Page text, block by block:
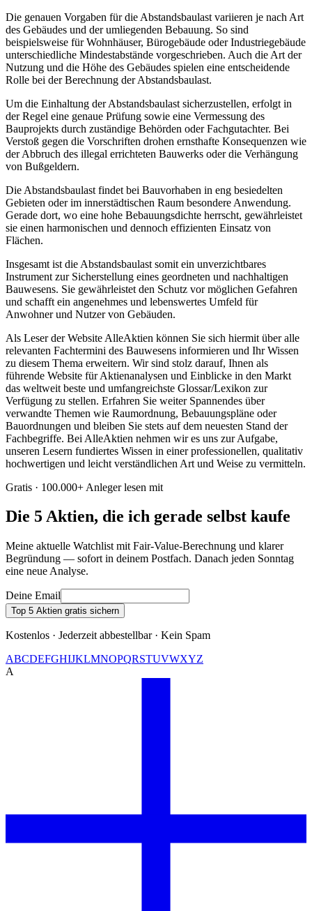
Die genauen Vorgaben für die Abstandsbaulast variieren je nach Art
des Gebäudes und der umliegenden Bebauung. So sind
beispielsweise für Wohnhäuser, Bürogebäude oder Industriegebäude
unterschiedliche Mindestabstände vorgeschrieben. Auch die Art der
Nutzung und die Höhe des Gebäudes spielen eine entscheidende
Rolle bei der Berechnung der Abstandsbaulast.
Um die Einhaltung der Abstandsbaulast sicherzustellen, erfolgt in
der Regel eine genaue Prüfung sowie eine Vermessung des
Bauprojekts durch zuständige Behörden oder Fachgutachter. Bei
Verstoß gegen die Vorschriften drohen ernsthafte Konsequenzen wie
der Abbruch des illegal errichteten Bauwerks oder die Verhängung
von Bußgeldern.
Die Abstandsbaulast findet bei Bauvorhaben in eng besiedelten
Gebieten oder im innerstädtischen Raum besondere Anwendung.
Gerade dort, wo eine hohe Bebauungsdichte herrscht, gewährleistet
sie einen harmonischen und dennoch effizienten Einsatz von
Flächen.
Insgesamt ist die Abstandsbaulast somit ein unverzichtbares
Instrument zur Sicherstellung eines geordneten und nachhaltigen
Bauwesens. Sie gewährleistet den Schutz vor möglichen Gefahren
und schafft ein angenehmes und lebenswertes Umfeld für
Anwohner und Nutzer von Gebäuden.
Als Leser der Website AlleAktien können Sie sich hiermit über alle
relevanten Fachtermini des Bauwesens informieren und Ihr Wissen
zu diesem Thema erweitern. Wir sind stolz darauf, Ihnen als
führende Website für Aktienanalysen und Einblicke in den Markt
das weltweit beste und umfangreichste Glossar/Lexikon zur
Verfügung zu stellen. Erfahren Sie weiter Spannendes über
verwandte Themen wie Raumordnung, Bebauungspläne oder
Bauordnungen und bleiben Sie stets auf dem neuesten Stand der
Fachbegriffe. Bei AlleAktien nehmen wir es uns zur Aufgabe,
unseren Lesern fundiertes Wissen in einer professionellen, qualitativ
hochwertigen und leicht verständlichen Art und Weise zu vermitteln.
Gratis · 100.000+ Anleger lesen mit
Die 5 Aktien, die ich gerade selbst kaufe
Meine aktuelle Watchlist mit Fair-Value-Berechnung und klarer
Begründung — sofort in deinem Postfach. Danach jeden Sonntag
eine neue Analyse.
Deine Email
Top 5 Aktien gratis sichern
Kostenlos · Jederzeit abbestellbar · Kein Spam
ABCDEFGHIJKLMNOPQRSTUVWXYZ
A